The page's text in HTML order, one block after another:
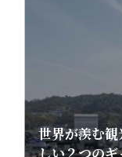
世界が羨む
しい２つの